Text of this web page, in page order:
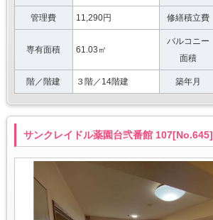
管理費 11,290円 修繕積立費
専有面積 61.03㎡
バルコニー
面積
階／階建 ３階／14階建 築年月
サンクレイドル薬園台弐番館 107[No.645]